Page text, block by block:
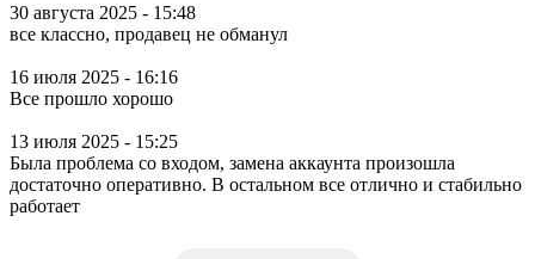
30 августа 2025 - 15:48
все классно, продавец не обманул
16 июля 2025 - 16:16
Все прошло хорошо
13 июля 2025 - 15:25
Была проблема со входом, замена аккаунта произошла
достаточно оперативно. В остальном все отлично и стабильно
работает